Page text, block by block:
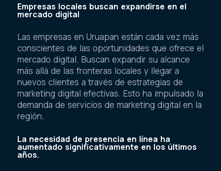
Empresas locales buscan expandirse en el
mercado digital
Las empresas en Uruapan están cada vez más
conscientes de las oportunidades que ofrece el
mercado digital. Buscan expandir su alcance
más allá de las fronteras locales y llegar a
nuevos clientes a través de estrategias de
marketing digital efectivas. Esto ha impulsado la
demanda de servicios de marketing digital en la
región.
La necesidad de presencia en línea ha
aumentado significativamente en los últimos
años.